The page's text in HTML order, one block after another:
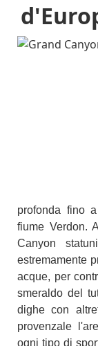
profonda fino
fiume Verdon.
Canyon
estremamente
acque, per
smeraldo del
dighe con
provenzale
ogni tipo di